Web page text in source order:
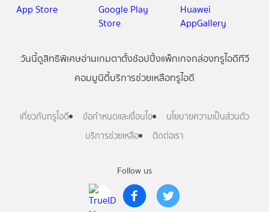
Follow us
วันนี้ดูสิทธิพิเศษอ่านเกมตาตั้งช้อปปิ้งแพ็กเกจกล่องทรูไอดีทีวี
คอมมูนิตี้บริการช่วยเหลือทรูไอดี
เกี่ยวกับทรูไอดี ข้อกำหนดและเงื่อนไข
นโยบายความเป็นส่วนตัว
บริการช่วยเหลือ
ติดต่อเรา